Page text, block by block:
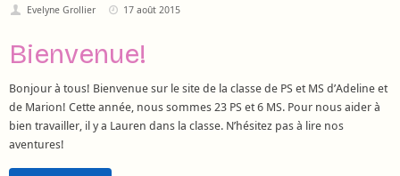
Evelyne Grollier 17 août 2015
Bienvenue!
Bonjour à tous! Bienvenue sur le site de la classe de PS et MS d’Adeline et
de Marion! Cette année, nous sommes 23 PS et 6 MS. Pour nous aider à
bien travailler, il y a Lauren dans la classe. N’hésitez pas à lire nos
aventures!